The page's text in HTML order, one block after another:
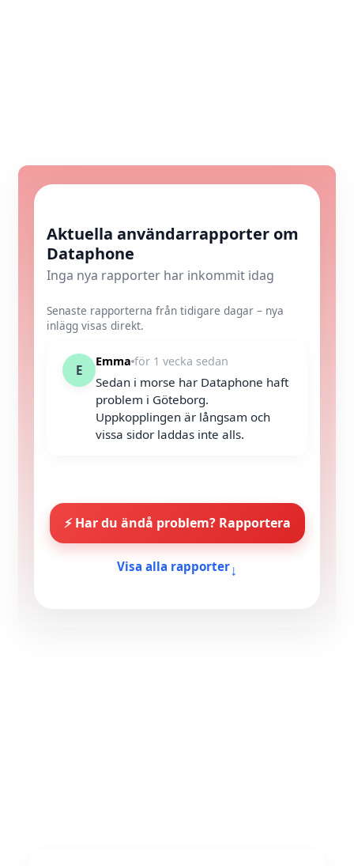
Aktuella användarrapporter om
Dataphone
Inga nya rapporter har inkommit idag
Senaste rapporterna från tidigare dagar – nya
inlägg visas direkt.
E
Emma för 1 vecka sedan
Sedan i morse har Dataphone haft
problem i Göteborg.
Uppkopplingen är långsam och
vissa sidor laddas inte alls.
⚡ Har du ändå problem? Rapportera
Visa alla rapporter↓